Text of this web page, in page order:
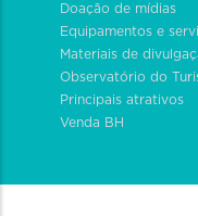
Doação de mídias
Equipamentos e
Materiais de
Observatório do
Principais atrativos
Venda BH